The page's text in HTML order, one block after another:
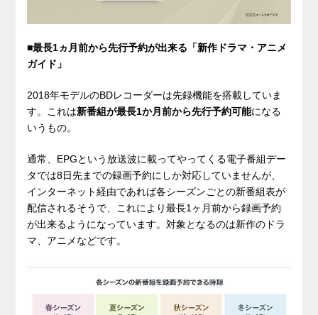
■最長1ヵ月前から先行予約が出来る「新作ドラマ・アニメ
ガイド」
2018年モデルのBDレコーダーは先録機能を搭載していま
す。これは新番組が最長1か月前から先行予約可能になる
いうもの。
通常、EPGという放送波に載ってやってくる電子番組デー
タでは8日先までの録画予約にしか対応していませんが、
インターネット経由であれば各シーズンごとの新番組表が
配信されるそうで、これにより最長1ヶ月前から録画予約
が出来るようになっています。対象となるのは新作のドラ
マ、アニメなどです。